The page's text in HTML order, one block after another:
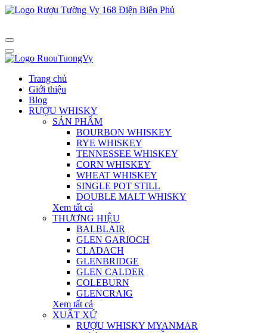
Trang chủ
Giới thiệu
Blog
RƯỢU WHISKY
SẢN PHẨM
BOURBON WHISKEY
RYE WHISKEY
TENNESSEE WHISKEY
CORN WHISKEY
WHEAT WHISKEY
SINGLE POT STILL
DOUBLE MALT WHISKY
Xem tất cả
THƯƠNG HIỆU
BALBLAIR
GLEN GARIOCH
CLADACH
GLENBRIDGE
GLEN CALDER
COLEBURN
GLENCRAIG
Xem tất cả
XUẤT XỨ
RƯỢU WHISKY MYANMAR